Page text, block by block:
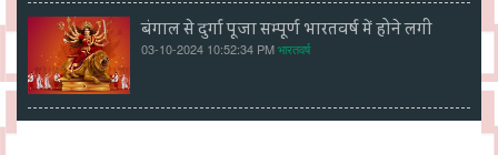
बंगाल से दुर्गा पूजा सम्पूर्ण भारतवर्ष में होने लगी
03-10-2024 10:52:34 PMभारतवर्ष